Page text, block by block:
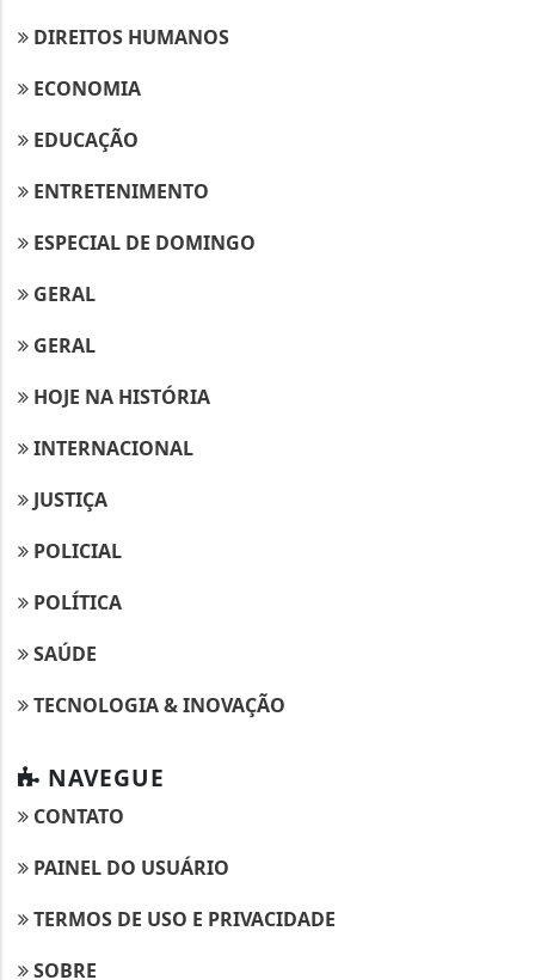
DIREITOS HUMANOS
ECONOMIA
EDUCAÇÃO
ENTRETENIMENTO
ESPECIAL DE DOMINGO
GERAL
GERAL
HOJE NA HISTÓRIA
INTERNACIONAL
JUSTIÇA
POLICIAL
POLÍTICA
SAÚDE
TECNOLOGIA & INOVAÇÃO
NAVEGUE
CONTATO
PAINEL DO USUÁRIO
TERMOS DE USO E PRIVACIDADE
SOBRE